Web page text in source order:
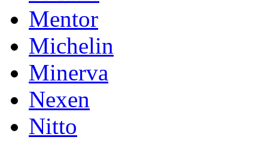
Mentor
Michelin
Minerva
Nexen
Nitto